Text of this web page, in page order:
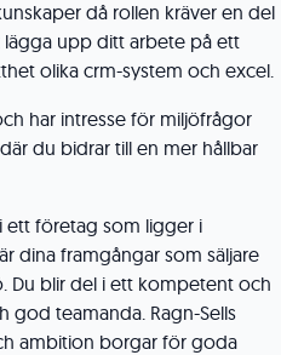
då rollen kräver en del
lägga upp ditt arbete på ett
olika crm-system och excel.
har intresse för miljöfrågor
du bidrar till en mer hållbar
ett företag som ligger i
dina framgångar som säljare
Du blir del i ett kompetent och
teamanda. Ragn-Sells
ambition borgar för goda